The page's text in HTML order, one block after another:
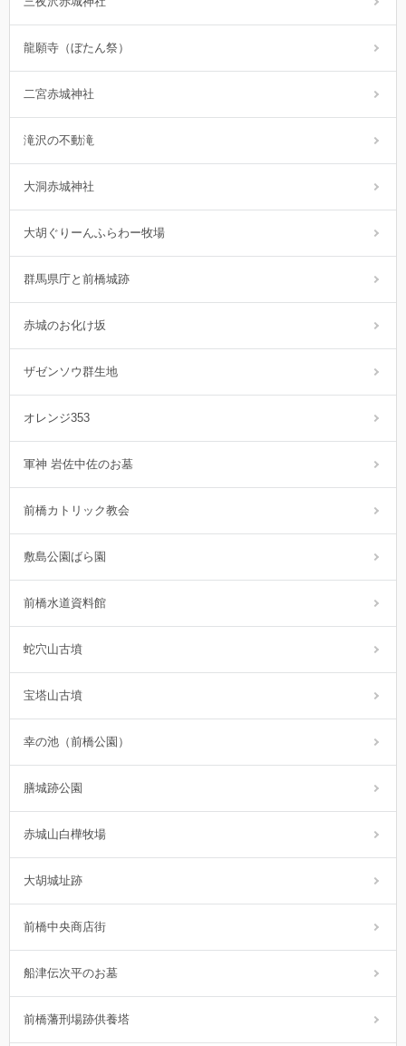
龍願寺（ぼたん祭）
二宮赤城神社
滝沢の不動滝
大洞赤城神社
大胡ぐりーんふらわー牧場
群馬県庁と前橋城跡
赤城のお化け坂
ザゼンソウ群生地
オレンジ353
軍神 岩佐中佐のお墓
前橋カトリック教会
敷島公園ばら園
前橋水道資料館
蛇穴山古墳
宝塔山古墳
幸の池（前橋公園）
膳城跡公園
赤城山白樺牧場
大胡城址跡
前橋中央商店街
船津伝次平のお墓
前橋藩刑場跡供養塔